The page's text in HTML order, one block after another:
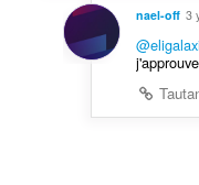
nael-off 3